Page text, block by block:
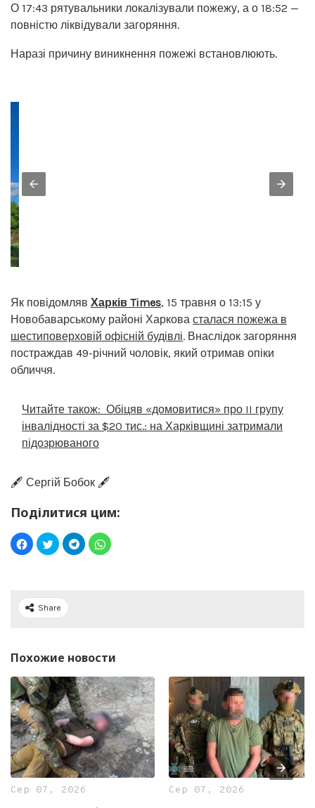
О 17:43 рятувальники локалізували пожежу, а о 18:52 —
повністю ліквідували загоряння.
Наразі причину виникнення пожежі встановлюють.
Як повідомляв Харків Times, 15 травня о 13:15 у
Новобаварському районі Харкова сталася пожежа в
шестиповерховій офісній будівлі. Внаслідок загоряння
постраждав 49-річний чоловік, який отримав опіки
обличчя.
Читайте також: Обіцяв «домовитися» про II групу
інвалідності за $20 тис.: на Харківщині затримали
підозрюваного
🖋️ Сергій Бобок 🖋️
Поділитися цим:
Share
Похожие новости
Сер 07, 2026 Сер 07, 2026